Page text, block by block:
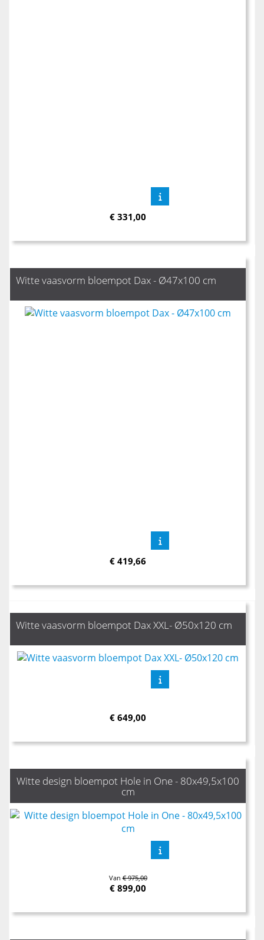
€ 331,00
Witte vaasvorm bloempot Dax - Ø47x100 cm
€ 419,66
Witte vaasvorm bloempot Dax XXL- Ø50x120 cm
€ 649,00
Witte design bloempot Hole in One - 80x49,5x100
cm
Van€ 975,00
€ 899,00